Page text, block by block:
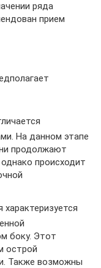
ряда
прием
На данном этапе
продолжают
происходит
боку. Этот
острой
Также возможны